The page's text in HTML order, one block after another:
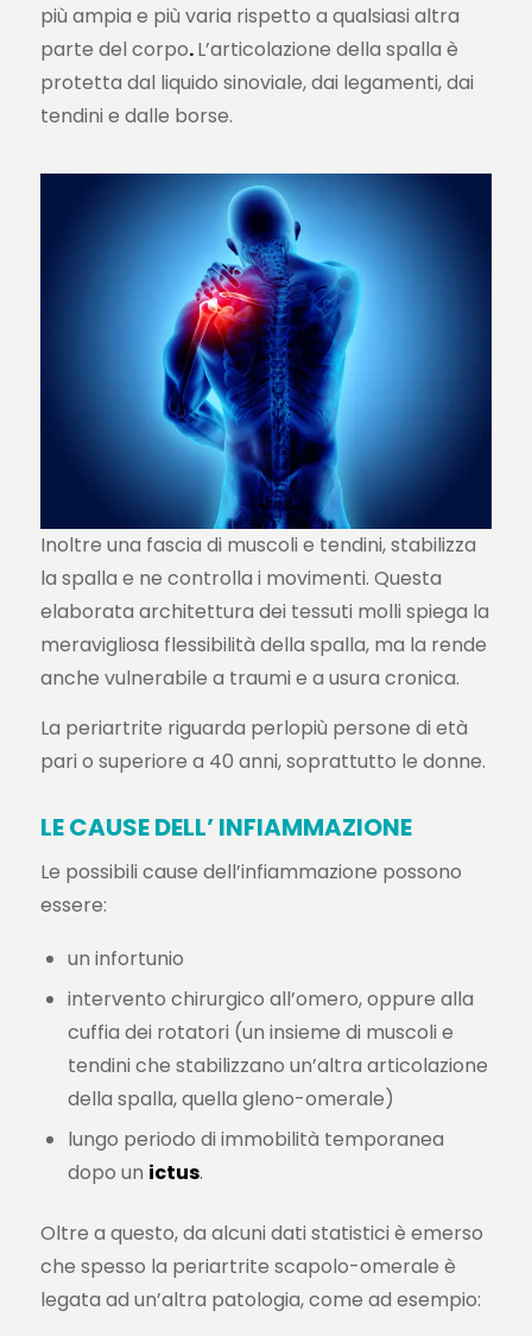
più ampia e più varia rispetto a qualsiasi altra
parte del corpo.L’articolazione della spalla è
protetta dal liquido sinoviale, dai legamenti, dai
tendini e dalle borse.
Inoltre una fascia di muscoli e tendini, stabilizza
la spalla e ne controlla i movimenti. Questa
elaborata architettura dei tessuti molli spiega la
meravigliosa flessibilità della spalla, ma la rende
anche vulnerabile a traumi e a usura cronica.
La periartrite riguarda perlopiù persone di età
pari o superiore a 40 anni, soprattutto le donne.
LE CAUSE DELL’ INFIAMMAZIONE
Le possibili cause dell’infiammazione possono
essere:
un infortunio
intervento chirurgico all’omero, oppure alla
cuffia dei rotatori (un insieme di muscoli e
tendini che stabilizzano un’altra articolazione
della spalla, quella gleno-omerale)
lungo periodo di immobilità temporanea
dopo un ictus.
Oltre a questo, da alcuni dati statistici è emerso
che spesso la periartrite scapolo-omerale è
legata ad un’altra patologia, come ad esempio: